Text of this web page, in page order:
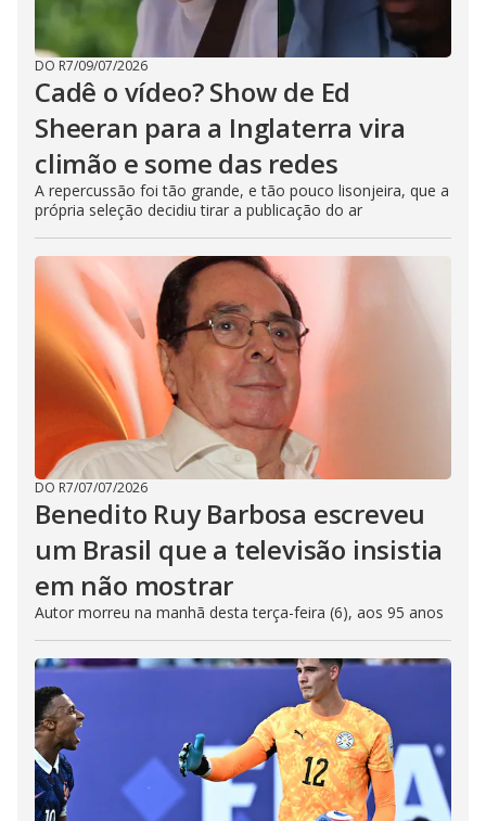
DO R7/09/07/2026
Cadê o vídeo? Show de Ed
Sheeran para a Inglaterra vira
climão e some das redes
A repercussão foi tão grande, e tão pouco lisonjeira, que a
própria seleção decidiu tirar a publicação do ar
DO R7/07/07/2026
Benedito Ruy Barbosa escreveu
um Brasil que a televisão insistia
em não mostrar
Autor morreu na manhã desta terça-feira (6), aos 95 anos